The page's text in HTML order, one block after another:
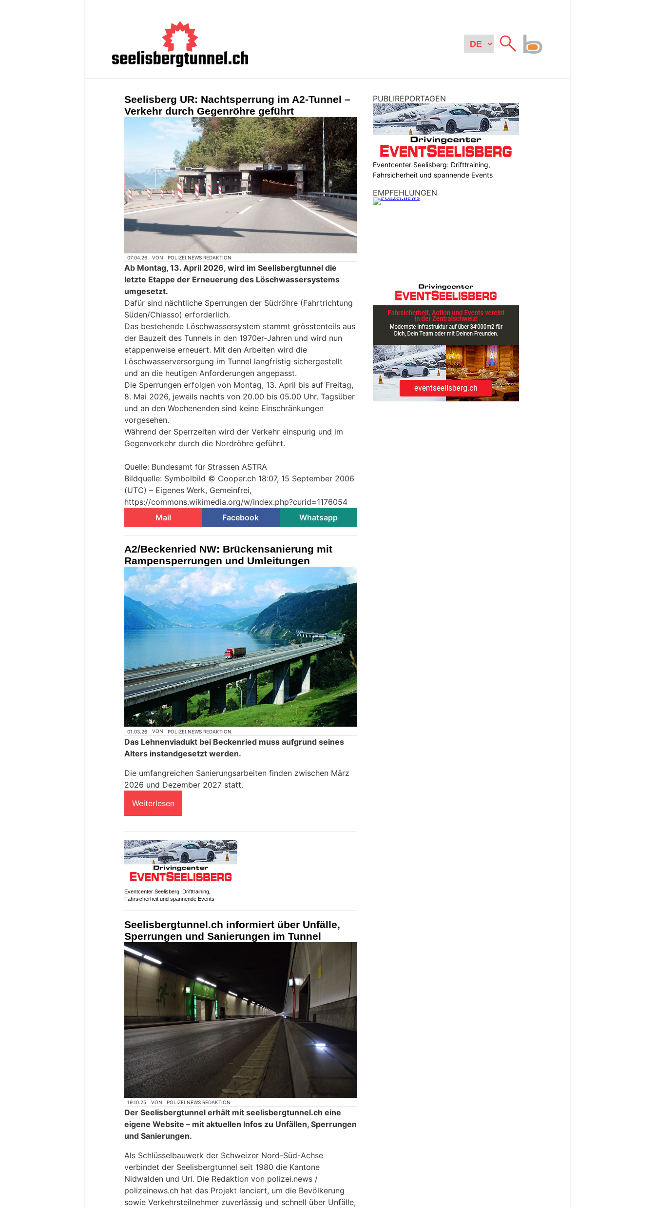
Seelisberg UR: Nachtsperrung im A2-Tunnel –
Verkehr durch Gegenröhre geführt
07.04.26 VON POLIZEI.NEWS REDAKTION
Ab Montag, 13. April 2026, wird im Seelisbergtunnel die
letzte Etappe der Erneuerung des Löschwassersystems
umgesetzt.
Dafür sind nächtliche Sperrungen der Südröhre (Fahrtrichtung
Süden/Chiasso) erforderlich.
Das bestehende Löschwassersystem stammt grösstenteils aus
der Bauzeit des Tunnels in den 1970er-Jahren und wird nun
etappenweise erneuert. Mit den Arbeiten wird die
Löschwasserversorgung im Tunnel langfristig sichergestellt
und an die heutigen Anforderungen angepasst.
Die Sperrungen erfolgen von Montag, 13. April bis auf Freitag,
8. Mai 2026, jeweils nachts von 20.00 bis 05.00 Uhr. Tagsüber
und an den Wochenenden sind keine Einschränkungen
vorgesehen.
Während der Sperrzeiten wird der Verkehr einspurig und im
Gegenverkehr durch die Nordröhre geführt.
Quelle: Bundesamt für Strassen ASTRA
Bildquelle: Symbolbild © Cooper.ch 18:07, 15 September 2006
(UTC) – Eigenes Werk, Gemeinfrei,
https://commons.wikimedia.org/w/index.php?curid=1176054
Mail
Facebook Whatsapp
A2/Beckenried NW: Brückensanierung mit
Rampensperrungen und Umleitungen
01.03.26 VON POLIZEI.NEWS REDAKTION
Das Lehnenviadukt bei Beckenried muss aufgrund seines
Alters instandgesetzt werden.
Die umfangreichen Sanierungsarbeiten finden zwischen März
2026 und Dezember 2027 statt.
Weiterlesen
Eventcenter Seelisberg: Drifttraining,
Fahrsicherheit und spannende Events
Seelisbergtunnel.ch informiert über Unfälle,
Sperrungen und Sanierungen im Tunnel
19.10.25 VON POLIZEI.NEWS REDAKTION
Der Seelisbergtunnel erhält mit seelisbergtunnel.ch eine
eigene Website – mit aktuellen Infos zu Unfällen, Sperrungen
und Sanierungen.
Als Schlüsselbauwerk der Schweizer Nord-Süd-Achse
verbindet der Seelisbergtunnel seit 1980 die Kantone
Nidwalden und Uri. Die Redaktion von polizei.news /
polizeinews.ch hat das Projekt lanciert, um die Bevölkerung
sowie Verkehrsteilnehmer zuverlässig und schnell über Unfälle,
PUBLIREPORTAGEN
Eventcenter Seelisberg: Drifttraining,
Fahrsicherheit und spannende Events
EMPFEHLUNGEN